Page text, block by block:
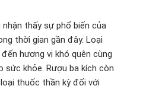
nhận thấy sự phổ biến của
thời gian gần đây. Loại
hương vị khó quên cùng
sức khỏe. Rượu ba kích còn
thuốc thần kỳ đối với